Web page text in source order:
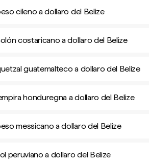
cileno a dollaro del Belize
costaricano a dollaro del Belize
guatemalteco a dollaro del Belize
honduregna a dollaro del Belize
messicano a dollaro del Belize
peruviano a dollaro del Belize